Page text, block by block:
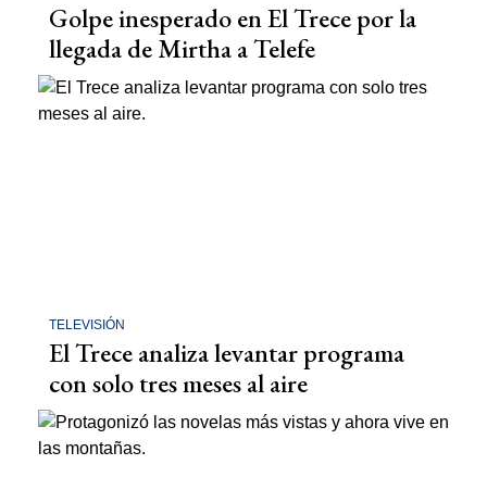
Golpe inesperado en El Trece por la
llegada de Mirtha a Telefe
TELEVISIÓN
El Trece analiza levantar programa
con solo tres meses al aire